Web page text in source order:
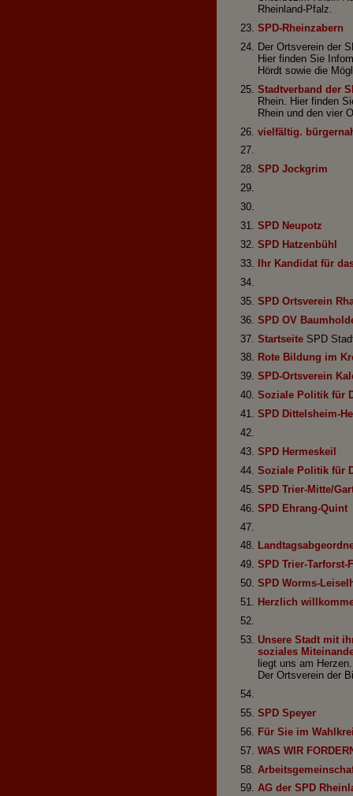
Rheinland-Pfalz.
SPD-Rheinzabern
Der Ortsverein der
Hier finden Sie
Hördt sowie die
Stadtverband der
Rhein. Hier finden
Rhein und den vier
vielfältig.
SPD Jockgrim
SPD Neupotz
SPD Hatzenbühl
Ihr Kandidat für
SPD Ortsverein
SPD OV
Startseite SPD
Rote Bildung im
SPD-Ortsverein
Soziale Politik für
SPD Dittelsheim-
SPD Hermeskeil
Soziale Politik für
SPD Trier-Mitte/
SPD Ehrang-Quint
SPD Trier-Tarforst-
SPD Worms-
Herzlich
Unsere Stadt mit
soziales
liegt uns am
Der Ortsverein der
SPD Speyer
Für Sie im
WAS WIR
AG der SPD